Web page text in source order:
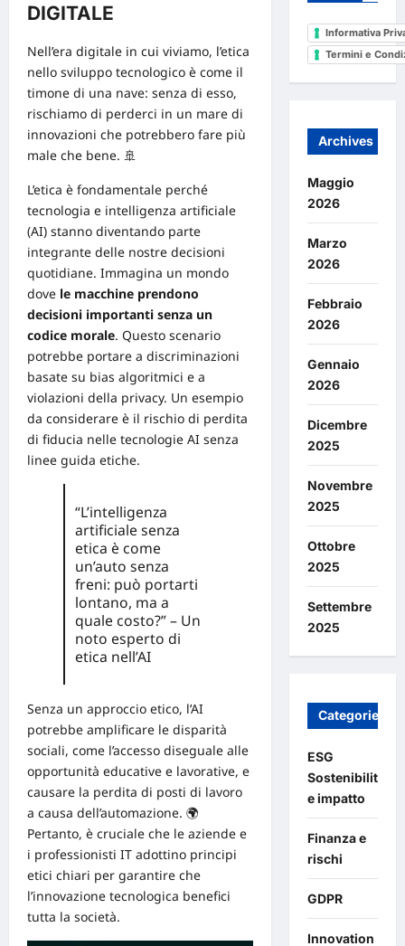
DIGITALE
Nell’era digitale in cui viviamo, l’etica
nello sviluppo tecnologico è come il
timone di una nave: senza di esso,
rischiamo di perderci in un mare di
innovazioni che potrebbero fare più
male che bene. 🚢
L’etica è fondamentale perché
tecnologia e intelligenza artificiale
(AI) stanno diventando parte
integrante delle nostre decisioni
quotidiane. Immagina un mondo
dove le macchine prendono
decisioni importanti senza un
codice morale. Questo scenario
potrebbe portare a discriminazioni
basate su bias algoritmici e a
violazioni della privacy. Un esempio
da considerare è il rischio di perdita
di fiducia nelle tecnologie AI senza
linee guida etiche.
“L’intelligenza
artificiale senza
etica è come
un’auto senza
freni: può portarti
lontano, ma a
quale costo?” – Un
noto esperto di
etica nell’AI
Senza un approccio etico, l’AI
potrebbe amplificare le disparità
sociali, come l’accesso diseguale alle
opportunità educative e lavorative, e
causare la perdita di posti di lavoro
a causa dell’automazione. 🌍
Pertanto, è cruciale che le aziende e
i professionisti IT adottino principi
etici chiari per garantire che
l’innovazione tecnologica benefici
tutta la società.
Informativa
Termini e
Archives
Maggio
2026
Marzo
2026
Febbraio
2026
Gennaio
2026
Dicembre
2025
Novembre
2025
Ottobre
2025
Settembre
2025
Categories
ESG
Sostenibilità
e impatto
Finanza e
rischi
GDPR
Innovation